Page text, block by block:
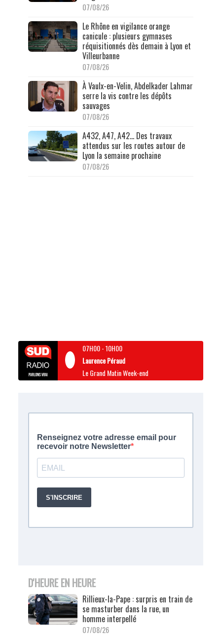
07/08/26
Le Rhône en vigilance orange
canicule : plusieurs gymnases
réquisitionnés dès demain à Lyon et
Villeurbanne
07/08/26
À Vaulx-en-Velin, Abdelkader Lahmar
serre la vis contre les dépôts
sauvages
07/08/26
A432, A47, A42… Des travaux
attendus sur les routes autour de
Lyon la semaine prochaine
07/08/26
07H00-10H00
Laurence Péraud
Le Grand Matin Week-end
D'HEURE EN HEURE
Rillieux-la-Pape : surpris en train de
se masturber dans la rue, un
homme interpellé
07/08/26